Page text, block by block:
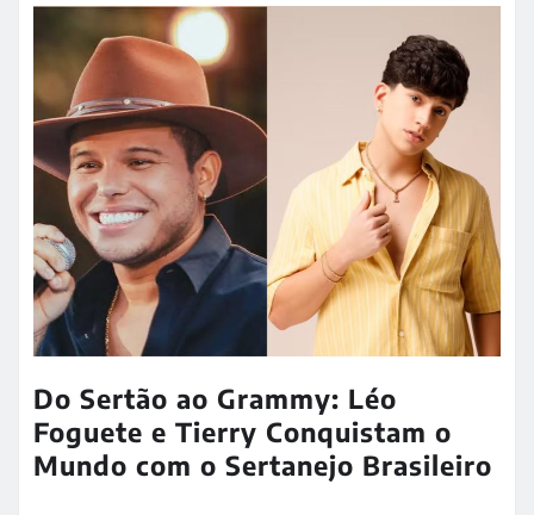
Do Sertão ao Grammy: Léo
Foguete e Tierry Conquistam o
Mundo com o Sertanejo Brasileiro